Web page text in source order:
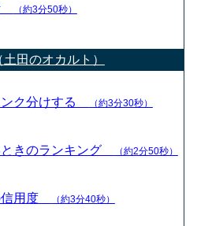
（約3分50秒）
田のオカルト）
ンク分けする （約3分30秒）
ときのランキング （約2分50秒）
信用度 （約3分40秒）